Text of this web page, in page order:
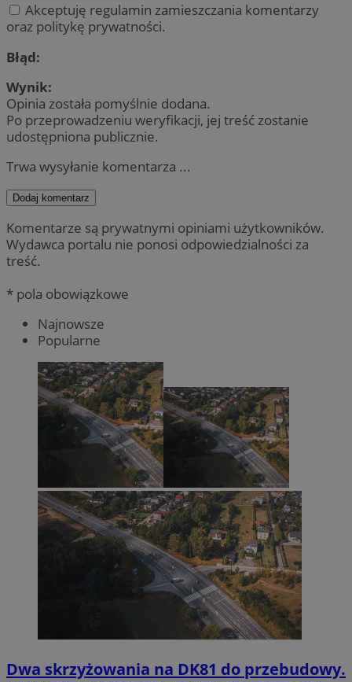
Akceptuję regulamin zamieszczania komentarzy
oraz politykę prywatności.
Błąd:
Wynik:
Opinia została pomyślnie dodana.
Po przeprowadzeniu weryfikacji, jej treść zostanie
udostępniona publicznie.
Trwa wysyłanie komentarza ...
Dodaj komentarz
Komentarze są prywatnymi opiniami użytkowników.
Wydawca portalu nie ponosi odpowiedzialności za
treść.
* pola obowiązkowe
Najnowsze
Popularne
Dwa skrzyżowania na DK81 do przebudowy.